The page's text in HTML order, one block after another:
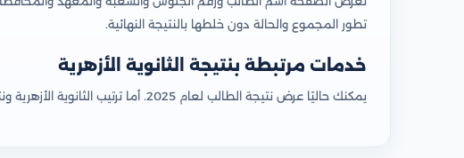
تطور المجموع والحالة دون خلطها بالنتيجة النهائية.
خدمات مرتبطة بنتيجة الثانوية الأزهرية
يمكنك حاليًا عرض نتيجة الطالب لعام 2025. أما ترتيب الثانوية الأزهرية ونتيجة التنسيق والمجاميع التكرارية والتوقعات فسيتم تفعيلها قريبًا بعد اعتماد نتيجة 2026.